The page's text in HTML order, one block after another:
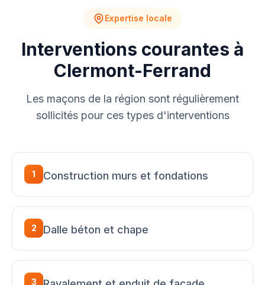
Expertise locale
Interventions courantes à
Clermont-Ferrand
Les maçons de la région sont régulièrement
sollicités pour ces types d'interventions
1 Construction murs et fondations
2 Dalle béton et chape
3